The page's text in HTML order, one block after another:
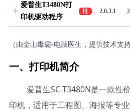
爱普生T3480N打
印机驱动程序
推
荐
2.0.3.1
（由金山毒霸-电脑医生，提供技术支持
一、打印机简介
爱普生SC-T3480N是一款性
印机，适用于工程图、海报等专